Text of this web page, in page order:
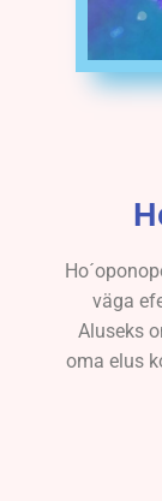
väga
Aluseks
oma elus